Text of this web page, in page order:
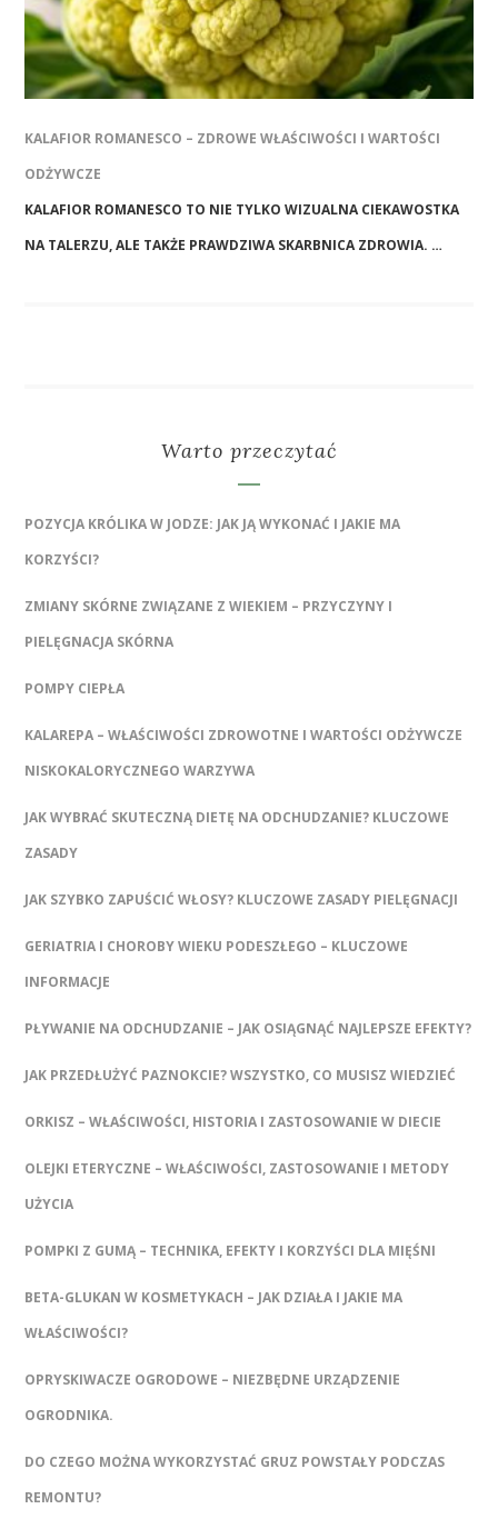
KALAFIOR ROMANESCO – ZDROWE WŁAŚCIWOŚCI I WARTOŚCI
ODŻYWCZE
KALAFIOR ROMANESCO TO NIE TYLKO WIZUALNA CIEKAWOSTKA
NA TALERZU, ALE TAKŻE PRAWDZIWA SKARBNICA ZDROWIA. …
Warto przeczytać
POZYCJA KRÓLIKA W JODZE: JAK JĄ WYKONAĆ I JAKIE MA
KORZYŚCI?
ZMIANY SKÓRNE ZWIĄZANE Z WIEKIEM – PRZYCZYNY I
PIELĘGNACJA SKÓRNA
POMPY CIEPŁA
KALAREPA – WŁAŚCIWOŚCI ZDROWOTNE I WARTOŚCI ODŻYWCZE
NISKOKALORYCZNEGO WARZYWA
JAK WYBRAĆ SKUTECZNĄ DIETĘ NA ODCHUDZANIE? KLUCZOWE
ZASADY
JAK SZYBKO ZAPUŚCIĆ WŁOSY? KLUCZOWE ZASADY PIELĘGNACJI
GERIATRIA I CHOROBY WIEKU PODESZŁEGO – KLUCZOWE
INFORMACJE
PŁYWANIE NA ODCHUDZANIE – JAK OSIĄGNĄĆ NAJLEPSZE EFEKTY?
JAK PRZEDŁUŻYĆ PAZNOKCIE? WSZYSTKO, CO MUSISZ WIEDZIEĆ
ORKISZ – WŁAŚCIWOŚCI, HISTORIA I ZASTOSOWANIE W DIECIE
OLEJKI ETERYCZNE – WŁAŚCIWOŚCI, ZASTOSOWANIE I METODY
UŻYCIA
POMPKI Z GUMĄ – TECHNIKA, EFEKTY I KORZYŚCI DLA MIĘŚNI
BETA-GLUKAN W KOSMETYKACH – JAK DZIAŁA I JAKIE MA
WŁAŚCIWOŚCI?
OPRYSKIWACZE OGRODOWE – NIEZBĘDNE URZĄDZENIE
OGRODNIKA.
DO CZEGO MOŻNA WYKORZYSTAĆ GRUZ POWSTAŁY PODCZAS
REMONTU?